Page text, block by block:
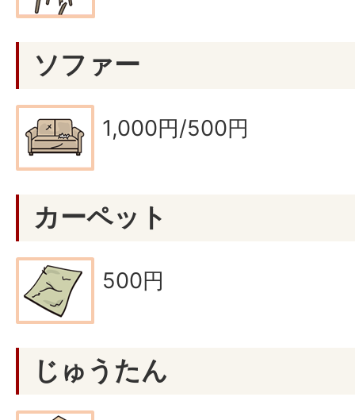
ソファー
1,000円/500円
カーペット
500円
じゅうたん